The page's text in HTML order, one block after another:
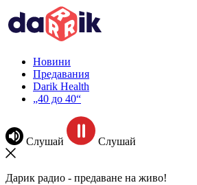
Новини
Предавания
Darik Health
„40 до 40“
Слушай Слушай
Дарик радио - предаване на живо!